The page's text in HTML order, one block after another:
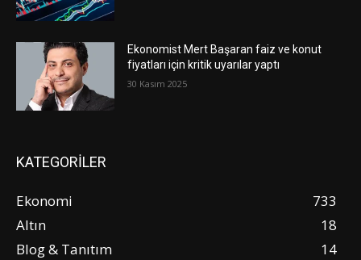
Ekonomist Mert Başaran faiz ve konut
fiyatları için kritik uyarılar yaptı
30 Kasım 2025
KATEGORİLER
Ekonomi
733
Altın
18
Blog & Tanıtım
14